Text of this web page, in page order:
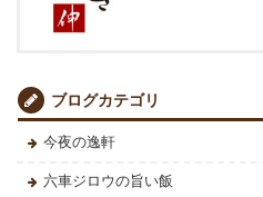
ブログカテゴリ
今夜の逸軒
六車ジロウの旨い飯